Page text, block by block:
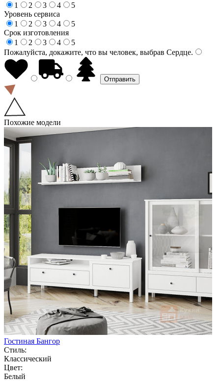
1
2 3 4
5
Уровень сервиса
1
2 3 4
5
Срок изготовления
1
2 3 4
5
Пожалуйста, докажите, что вы человек, выбрав Сердце.
Похожие модели
Гостиная Бангор
Стиль:
Классический
Цвет:
Белый